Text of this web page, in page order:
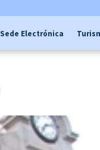
Sede Electrónica